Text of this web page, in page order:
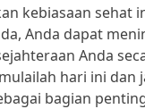
kebiasaan sehat
Anda dapat
Anda
hari ini dan
bagian